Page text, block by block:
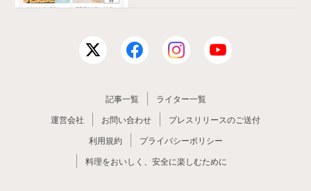
記事一覧
ライター一覧
運営会社
お問い合わせ
プレスリリースのご送付
利用規約
プライバシーポリシー
料理をおいしく、安全に楽しむために